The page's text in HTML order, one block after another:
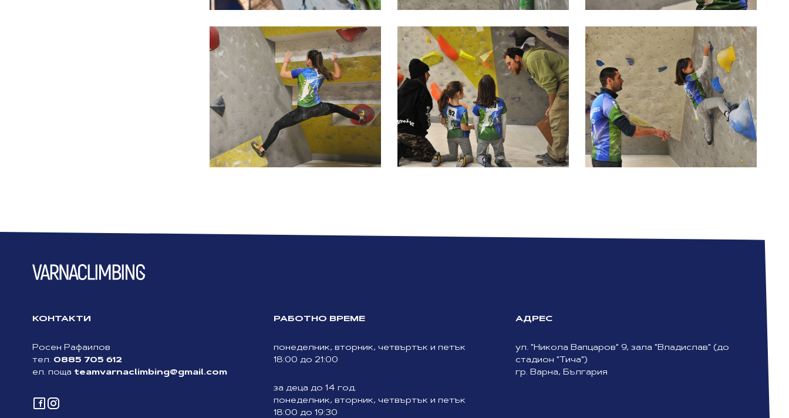
КОНТАКТИ
Росен Рафаилов
тел. 0885 705 612
ел. поща teamvarnaclimbing@gmail.com
РАБОТНО ВРЕМЕ
понеделник, вторник, четвъртък и петък
18:00 до 21:00
за деца до 14 год.
понеделник, вторник, четвъртък и петък
18:00 до 19:30
АДРЕС
ул. "Никола Вапцаров" 9, зала "Владислав" (до
стадион "Тича")
гр. Варна, България